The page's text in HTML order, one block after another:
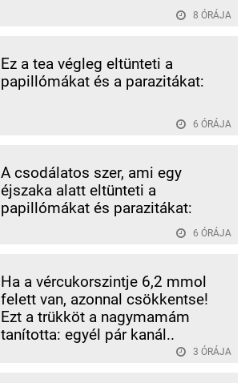
8 ÓRÁJA
Ez a tea végleg eltünteti a
papillómákat és a parazitákat:
6 ÓRÁJA
A csodálatos szer, ami egy
éjszaka alatt eltünteti a
papillómákat és parazitákat:
6 ÓRÁJA
Ha a vércukorszintje 6,2 mmol
felett van, azonnal csökkentse!
Ezt a trükköt a nagymamám
tanította: egyél pár kanál..
3 ÓRÁJA